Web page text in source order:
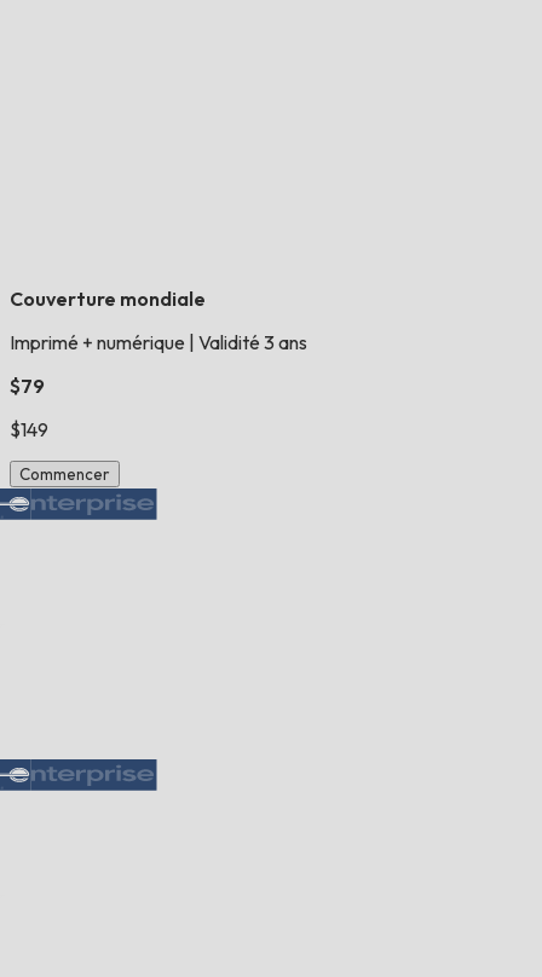
Couverture mondiale
Imprimé + numérique Validité 3 ans
$79
$149
Commencer